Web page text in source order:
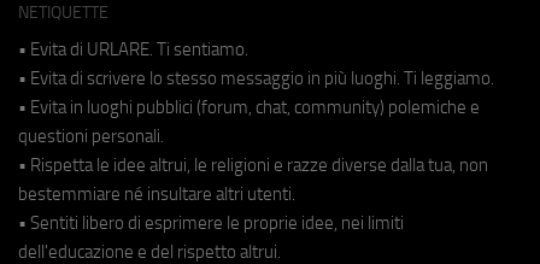
NETIQUETTE
• Evita di URLARE. Ti sentiamo.
• Evita di scrivere lo stesso messaggio in più luoghi. Ti leggiamo.
• Evita in luoghi pubblici (forum, chat, community) polemiche e
questioni personali.
• Rispetta le idee altrui, le religioni e razze diverse dalla tua, non
bestemmiare né insultare altri utenti.
• Sentiti libero di esprimere le proprie idee, nei limiti
dell'educazione e del rispetto altrui.